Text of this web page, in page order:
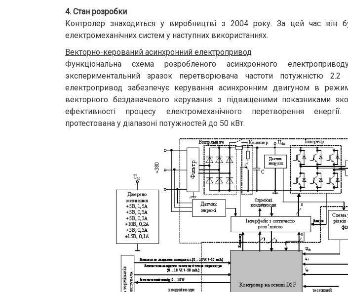
4. Стан розробки
Контролер знаходиться у виробництві з 2004 року. За цей час він
електромеханічних систем у наступних використаннях.
Векторно-керований асинхронний електропривод
Функціональна схема розробленого асинхронного
экспериментальний зразок перетворювача частоти потужністю
електропривод забезпечує керування асинхронним двигуном в
векторного бездавачевого керування з підвищеними показниками
ефективності процесу електромеханічного перетворення
протестована у діапазоні потужностей до 50 кВт.